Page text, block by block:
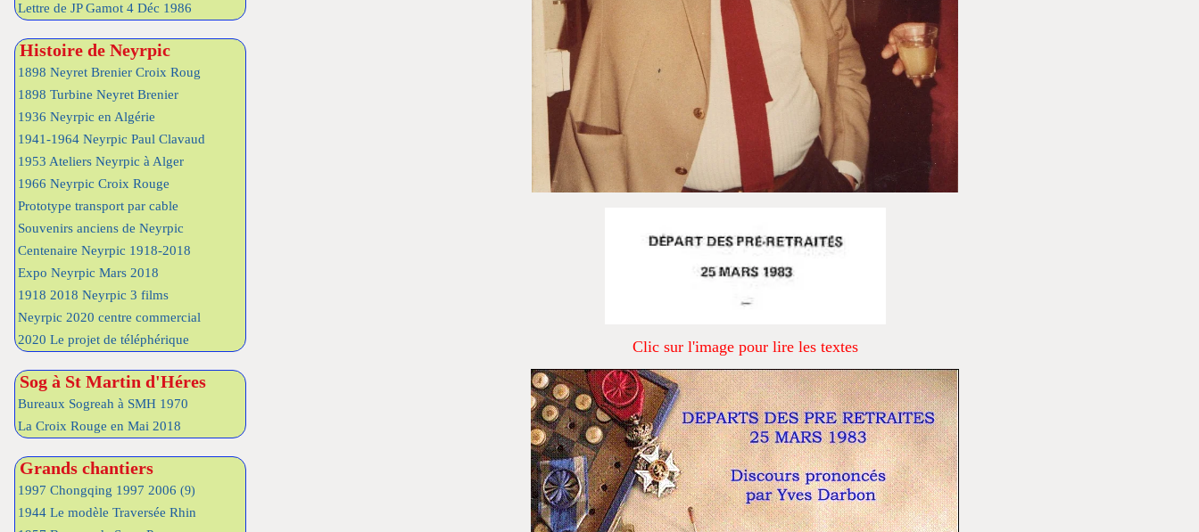
Lettre de JP Gamot 4 Déc 1986
Histoire de Neyrpic
1898 Neyret Brenier Croix Roug
1898 Turbine Neyret Brenier
1936 Neyrpic en Algérie
1941-1964 Neyrpic Paul Clavaud
1953 Ateliers Neyrpic à Alger
1966 Neyrpic Croix Rouge
Prototype transport par cable
Souvenirs anciens de Neyrpic
Centenaire Neyrpic 1918-2018
Expo Neyrpic Mars 2018
1918 2018 Neyrpic 3 films
Neyrpic 2020 centre commercial
2020 Le projet de téléphérique
Sog à St Martin d'Héres
Bureaux Sogreah à SMH 1970
La Croix Rouge en Mai 2018
Grands chantiers
1997 Chongqing 1997 2006 (9)
1944 Le modèle Traversée Rhin
Clic sur l'image pour lire les textes